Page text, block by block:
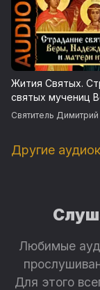
Жития Святых.
святых мучениц
Надежды, Любви
Святитель Димитрий
Другие
Любимые
Для этого